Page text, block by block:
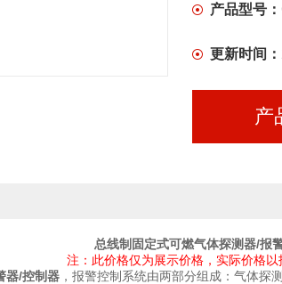
产品型号：
更新时间：
产
总线制固定式可燃气体探测器/报
注：此价格仅为展示价格，实际价格以
器/控制器 ，报警控制系统由两部分组成：气体探